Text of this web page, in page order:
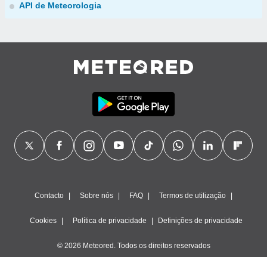
API de Meteorologia
Contacto Sobre nós FAQ Termos de utilização
Cookies Política de privacidade Definições de privacidade
© 2026 Meteored. Todos os direitos reservados